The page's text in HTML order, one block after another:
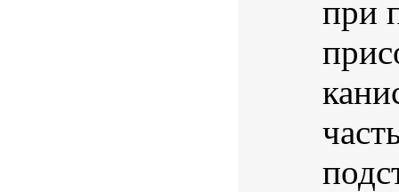
при